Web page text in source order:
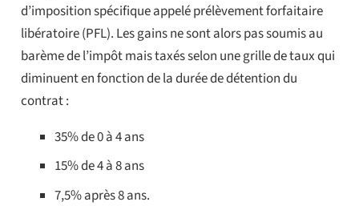
d’imposition spécifique appelé prélèvement forfaitaire
libératoire (PFL). Les gains ne sont alors pas soumis au
barème de l’impôt mais taxés selon une grille de taux qui
diminuent en fonction de la durée de détention du
contrat :
35% de 0 à 4 ans
15% de 4 à 8 ans
7,5% après 8 ans.